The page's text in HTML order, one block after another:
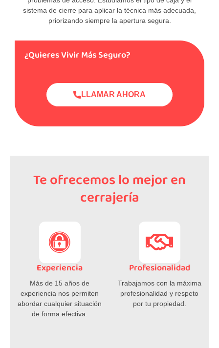
sistema de cierre para aplicar la técnica más adecuada,
priorizando siempre la apertura segura.
¿Quieres Vivir Más Seguro?
LLAMAR AHORA
Te ofrecemos lo mejor en
cerrajería
Experiencia
Más de 15 años de
experiencia nos permiten
abordar cualquier situación
de forma efectiva.
Profesionalidad
Trabajamos con la máxima
profesionalidad y respeto
por tu propiedad.